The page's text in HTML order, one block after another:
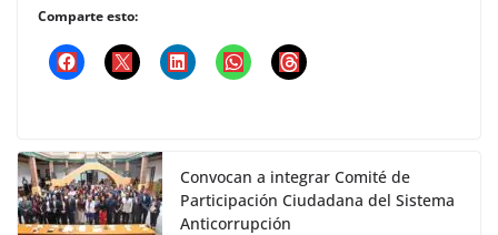
Comparte esto:
Convocan a integrar Comité de
Participación Ciudadana del Sistema
Anticorrupción